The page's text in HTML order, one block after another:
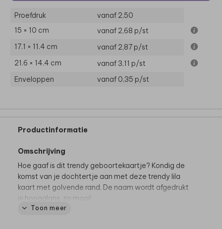
Proefdruk
vanaf 2,50
15 × 10 cm
vanaf 2,68 p/st
17.1 × 11.4 cm
vanaf 2,87 p/st
21.6 × 14.4 cm
vanaf 3,11 p/st
Enveloppen
vanaf 0,35 p/st
Productinformatie
Omschrijving
Hoe gaaf is dit trendy geboortekaartje? Kondig de
komst van je dochtertje aan met deze trendy lila
kaart met golvende rand. De naam wordt afgedrukt
in hoogglans, zo mooi!
Toon meer